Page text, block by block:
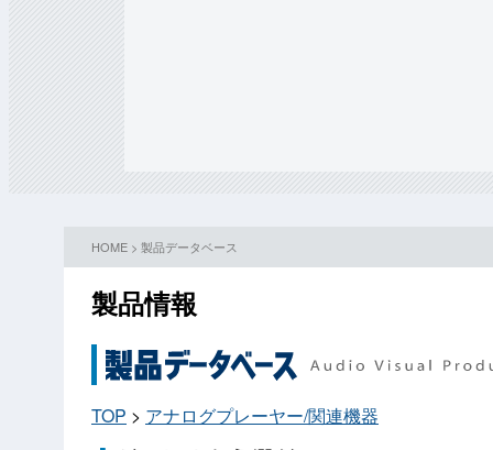
HOME > 製品データベース
製品情報
TOP > アナログプレーヤー/関連機器